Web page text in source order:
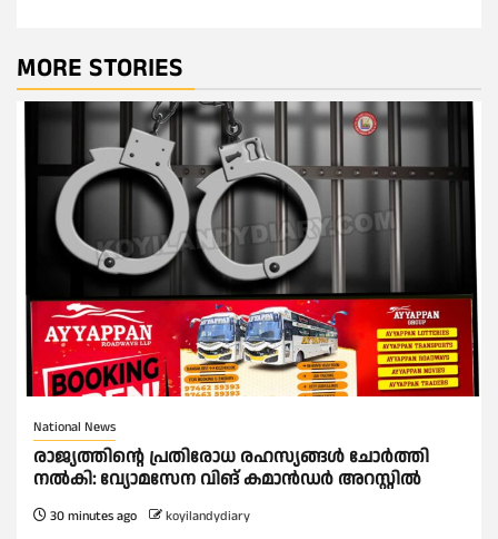
MORE STORIES
National News
രാജ്യത്തിൻ്റെ പ്രതിരോധ രഹസ്യങ്ങൾ ചോർത്തി
നൽകി: വ്യോമസേന വിങ് കമാൻഡർ അറസ്റ്റിൽ
30 minutes ago koyilandydiary